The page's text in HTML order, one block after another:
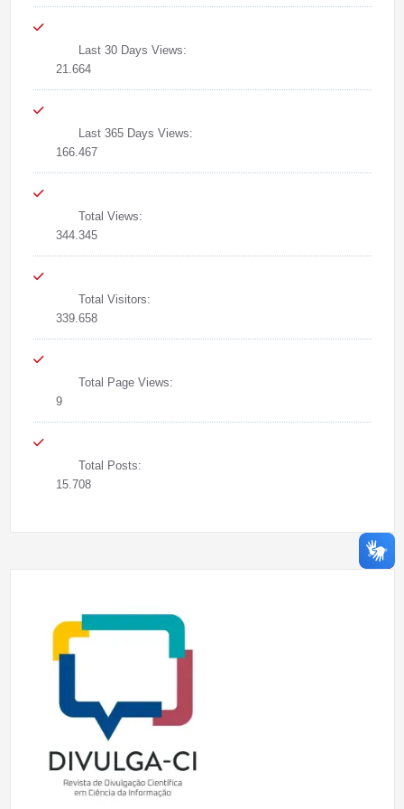
Last 30 Days Views:
21.664
Last 365 Days Views:
166.467
Total Views:
344.345
Total Visitors:
339.658
Total Page Views:
9
Total Posts:
15.708